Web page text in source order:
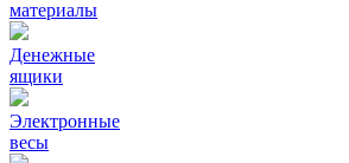
материалы
Денежные
ящики
Электронные
весы